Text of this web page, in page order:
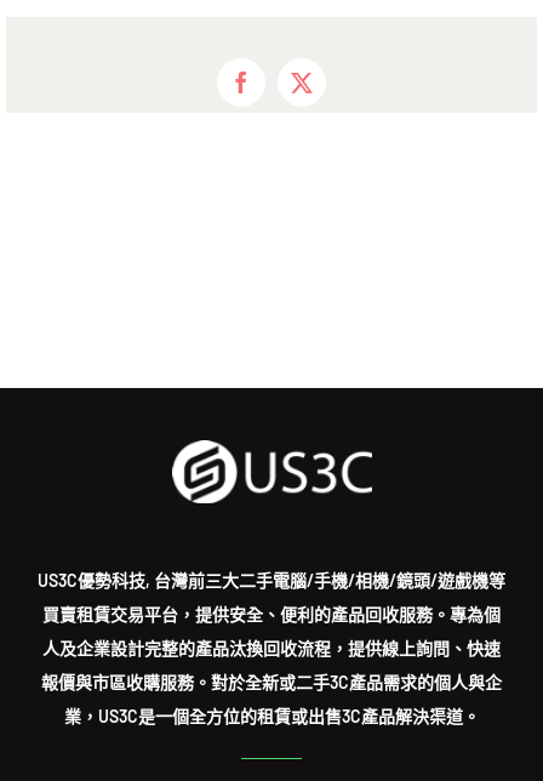
Facebook
X
US3C優勢科技, 台灣前三大二手電腦/手機/相機/鏡頭/遊戲機等
買賣租賃交易平台，提供安全、便利的產品回收服務。專為個
人及企業設計完整的產品汰換回收流程，提供線上詢問、快速
報價與市區收購服務。對於全新或二手3C產品需求的個人與企
業，US3C是一個全方位的租賃或出售3C產品解決渠道。